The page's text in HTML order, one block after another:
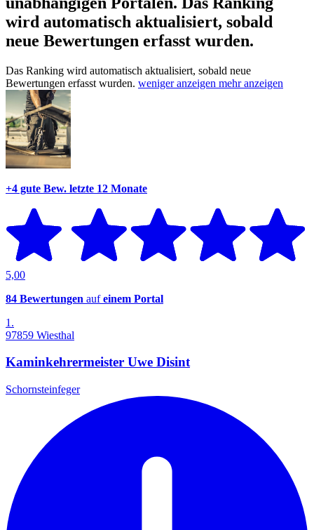
wird automatisch aktualisiert, sobald
neue Bewertungen erfasst wurden.
Das Ranking wird automatisch aktualisiert, sobald neue
Bewertungen erfasst wurden. weniger anzeigen mehr anzeigen
+4 gute Bew. letzte 12 Monate
5,00
84 Bewertungen aufeinem Portal
1.
97859 Wiesthal
Kaminkehrermeister Uwe Disint
Schornsteinfeger